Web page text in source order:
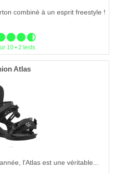
combiné à un esprit freestyle !
10 • 2 tests
Atlas
l'Atlas est une véritable...